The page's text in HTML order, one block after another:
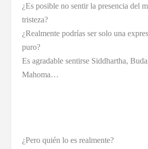
¿Es posible no sentir la presencia del
tristeza?
¿Realmente podrías ser solo una
puro?
Es agradable sentirse Siddhartha,
Mahoma…
¿Pero quién lo es realmente?